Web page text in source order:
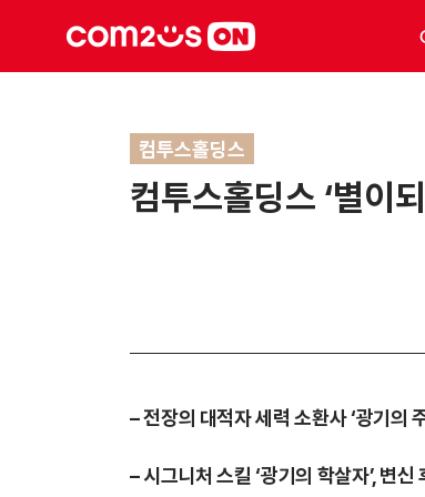
컴투스홀딩스
컴투스홀딩스 ‘별이
– 전장의 대적자 세력 소환사 ‘광기의
– 시그니처 스킬 ‘광기의 학살자’, 변신